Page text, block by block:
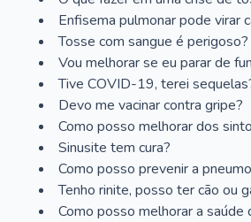
Enfisema pulmonar pode virar
Tosse com sangue é perigoso?
Vou melhorar se eu parar de
Tive COVID-19, terei
Devo me vacinar contra gripe?
Como posso melhorar dos
Sinusite tem cura?
Como posso prevenir a
Tenho rinite, posso ter cão ou
Como posso melhorar a saúde